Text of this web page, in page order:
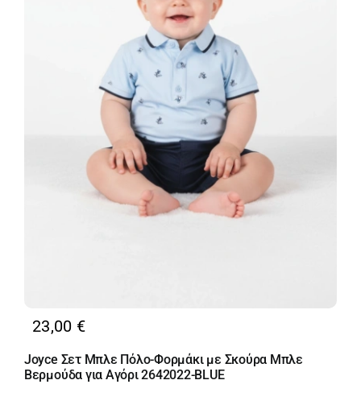
23,00 €
Joyce Σετ Μπλε Πόλο-Φορμάκι με Σκούρα Μπλε
Βερμούδα για Αγόρι 2642022-BLUE